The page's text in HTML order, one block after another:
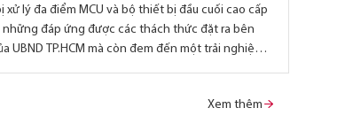
xử lý đa điểm MCU và bộ thiết bị đầu cuối cao cấp
những đáp ứng được các thách thức đặt ra bên
UBND TP.HCM mà còn đem đến một trải nghiệm
Xem thêm